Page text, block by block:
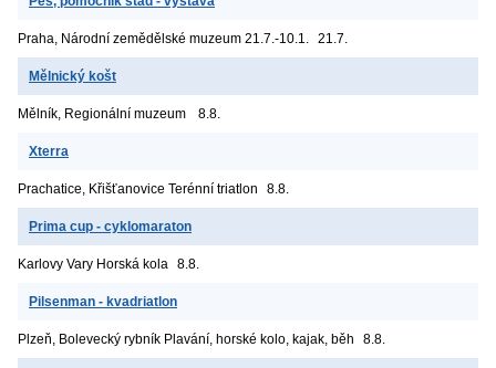
Praha, Národní zemědělské muzeum 21.7.-10.1. 21.7.
Mělnický košt
Mělník, Regionální muzeum 8.8.
Xterra
Prachatice, Křišťanovice Terénní triatlon 8.8.
Prima cup - cyklomaraton
Karlovy Vary Horská kola 8.8.
Pilsenman - kvadriatlon
Plzeň, Bolevecký rybník Plavání, horské kolo, kajak, běh 8.8.